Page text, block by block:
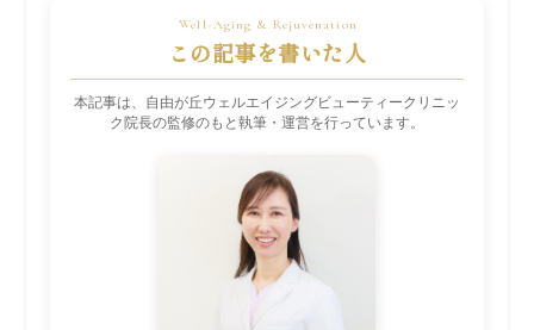
この記事を書いた人
本記事は、自由が丘ウェルエイジングビューティークリニッ
ク院長の監修のもと執筆・運営を行っています。